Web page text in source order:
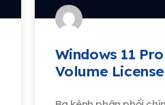
Windows 11
Volume License